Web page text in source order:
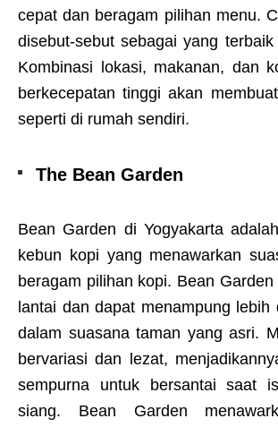
cepat dan beragam pilihan menu.
disebut-sebut sebagai yang terbaik
Kombinasi lokasi, makanan, dan
berkecepatan tinggi akan
seperti di rumah sendiri.
The Bean Garden
Bean Garden di Yogyakarta
kebun kopi yang menawarkan
beragam pilihan kopi. Bean
lantai dan dapat menampung lebih
dalam suasana taman yang asri.
bervariasi dan lezat,
sempurna untuk bersantai saat
siang. Bean Garden